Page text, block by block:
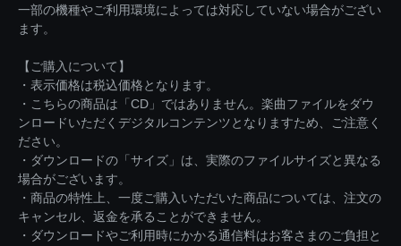
一部の機種やご利用環境によっては対応していない場合がござい
ます。
【ご購入について】
・表示価格は税込価格となります。
・こちらの商品は「CD」ではありません。楽曲ファイルをダウ
ンロードいただくデジタルコンテンツとなりますため、ご注意く
ださい。
・ダウンロードの「サイズ」は、実際のファイルサイズと異なる
場合がございます。
・商品の特性上、一度ご購入いただいた商品については、注文の
キャンセル、返金を承ることができません。
・ダウンロードやご利用時にかかる通信料はお客さまのご負担と